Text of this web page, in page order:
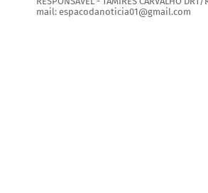
mail: espacodanoticia01@gmail.com